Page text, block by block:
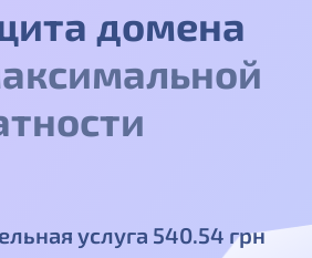
домена
услуга 540.54 грн